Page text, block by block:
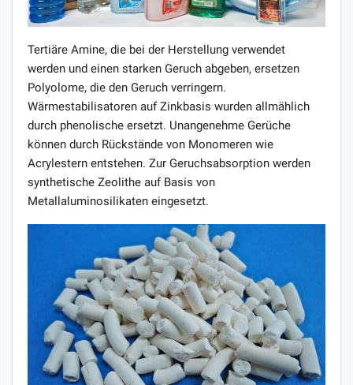
Tertiäre Amine, die bei der Herstellung verwendet
werden und einen starken Geruch abgeben, ersetzen
Polyolome, die den Geruch verringern.
Wärmestabilisatoren auf Zinkbasis wurden allmählich
durch phenolische ersetzt. Unangenehme Gerüche
können durch Rückstände von Monomeren wie
Acrylestern entstehen. Zur Geruchsabsorption werden
synthetische Zeolithe auf Basis von
Metallaluminosilikaten eingesetzt.